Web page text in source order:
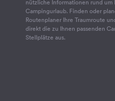
nützliche Informationen rund um
Campingurlaub. Finden oder
Routenplaner Ihre Traumroute
direkt die zu Ihnen passenden
Stellplätze aus.